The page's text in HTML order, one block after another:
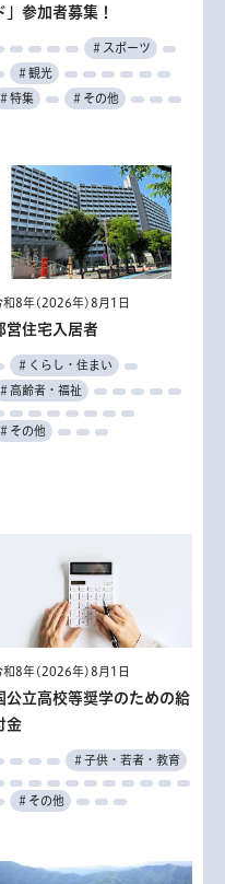
」参加者募集！
＃スポーツ
＃観光
＃特集 ＃その他
和8年(2026年)8月1日
営住宅入居者
＃くらし・住まい
＃高齢者・福祉
＃その他
和8年(2026年)8月1日
公立高校等奨学のための給
金
＃子供・若者・教育
＃その他